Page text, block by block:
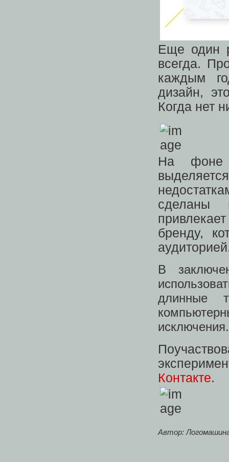
Еще один
всегда.
каждым
дизайн,
Когда нет
На фоне
сделаны
бренду,
В
длинные
исключения.
Контакте.
Автор: